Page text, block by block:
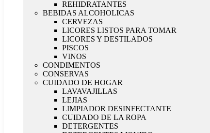
REHIDRATANTES
BEBIDAS ALCOHOLICAS
CERVEZAS
LICORES LISTOS PARA TOMAR
LICORES Y DESTILADOS
PISCOS
VINOS
CONDIMENTOS
CONSERVAS
CUIDADO DE HOGAR
LAVAVAJILLAS
LEJIAS
LIMPIADOR DESINFECTANTE
CUIDADO DE LA ROPA
DETERGENTES